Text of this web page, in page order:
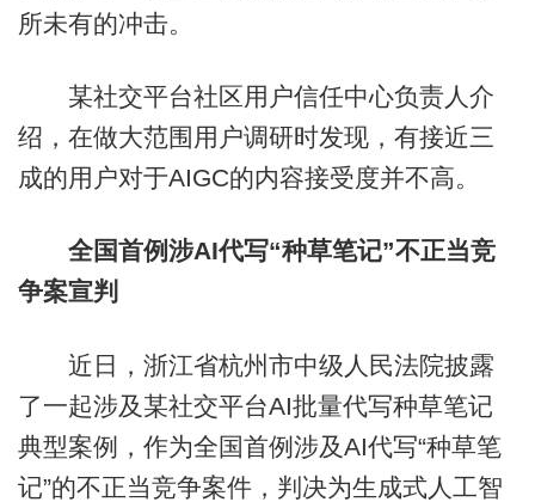
所未有的冲击。
某社交平台社区用户信任中心负责人介
绍，在做大范围用户调研时发现，有接近三
成的用户对于AIGC的内容接受度并不高。
全国首例涉AI代写“种草笔记”不正当竞
争案宣判
近日，浙江省杭州市中级人民法院披露
了一起涉及某社交平台AI批量代写种草笔记
典型案例，作为全国首例涉及AI代写“种草笔
记”的不正当竞争案件，判决为生成式人工智